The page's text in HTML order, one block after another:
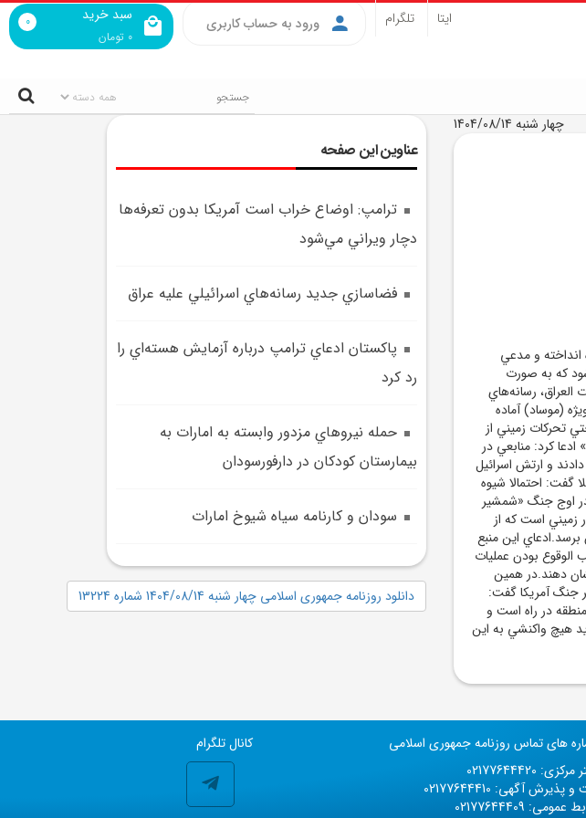
سبد خرید
0 تومان
0 ورود به حساب کاربری ایتا تلگرام
چهار شنبه 1404/08/14
و مدعي
که به صورت
رسانه‌هاي
(موساد) آماده
تحرکات زميني از
کرد: منابعي در
و ارتش اسرائيل
گفت: احتمالا شيوه
در اوج جنگ «شمشير
زميني است که از
برسد.ادعاي اين منبع
الوقوع بودن عمليات
دهند.در همين
جنگ آمريکا گفت:
در راه است و
هيچ واکنشي به اين
عناوین این صفحه
ترامپ: اوضاع خراب است آمريکا بدون تعرفه‌ها
دچار ويراني مي‌شود
فضاسازي جديد رسانه‌هاي اسرائيلي عليه عراق
پاکستان ادعاي ترامپ درباره آزمايش هسته‌اي را
رد کرد
حمله نيروهاي مزدور وابسته به امارات به
بيمارستان کودکان در دارفورسودان
سودان و کارنامه سياه شيوخ امارات
دانلود روزنامه جمهوری اسلامی چهار شنبه 1404/08/14 شماره 13224
کانال تلگرام
های تماس روزنامه جمهوری اسلامی
02177644420
پذیرش آگهی: 02177644410
عمومی: 02177644409